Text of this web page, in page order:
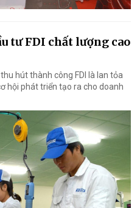
tư FDI chất lượng cao
hút thành công FDI là lan tỏa
hội phát triển tạo ra cho doanh